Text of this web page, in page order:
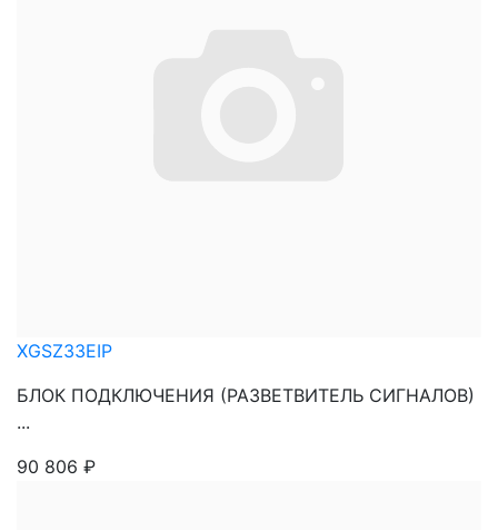
XGSZ33EIP
БЛОК ПОДКЛЮЧЕНИЯ (РАЗВЕТВИТЕЛЬ СИГНАЛОВ)
...
90 806 ₽